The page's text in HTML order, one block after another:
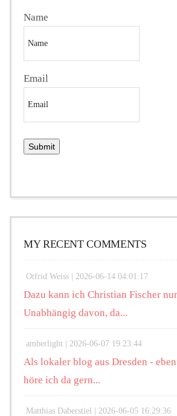
Name
Email
MY RECENT COMMENTS
Otfrid Weiss | 2026-06-14 04:01:17
Dazu kann ich Christian Fischer
Unabhängig davon, da...
amberlight | 2026-06-07 19:23:44
Als lokaler blog aus Dresden -
höre ich da gern...
Matthias Daberstiel | 2026-06-05 16:29:36